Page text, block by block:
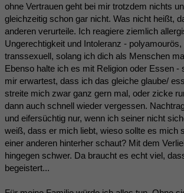
ohne Vertrauen geht bei mir trotzdem nichts
gleichzeitig schon gar nicht. Was nicht heißt,
anderen verurteile. Ich reagiere ziemlich
Ungerechtigkeit und Intoleranz -
transsexuell, solang ich dich als Menschen
Ebenso halte ich es mit Religion oder Essen -
mir erwartest, dass ich das gleiche glaube/
streite mich zwar ganz gern mal, oder zicke
dann auch schnell wieder vergessen.
und eifersüchtig nur, wenn ich seiner nicht
weiß, dass er mich liebt, wieso sollte es mich
einer anderen hinterher schaut? Mit dem
hingegen schwer. Da braucht es echt viel,
begeistert...